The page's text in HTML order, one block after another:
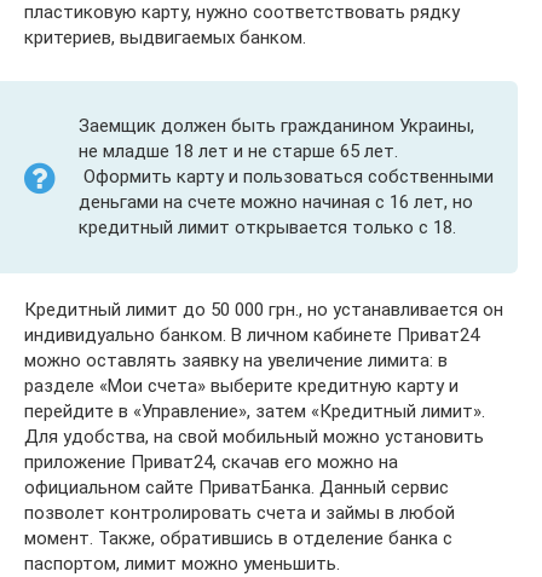
пластиковую карту, нужно соответствовать рядку
критериев, выдвигаемых банком.
Заемщик должен быть гражданином Украины,
не младше 18 лет и не старше 65 лет.
Оформить карту и пользоваться собственными
деньгами на счете можно начиная с 16 лет, но
кредитный лимит открывается только с 18.
Кредитный лимит до 50 000 грн., но устанавливается он
индивидуально банком. В личном кабинете Приват24
можно оставлять заявку на увеличение лимита: в
разделе «Мои счета» выберите кредитную карту и
перейдите в «Управление», затем «Кредитный лимит».
Для удобства, на свой мобильный можно установить
приложение Приват24, скачав его можно на
официальном сайте ПриватБанка. Данный сервис
позволет контролировать счета и займы в любой
момент. Также, обратившись в отделение банка с
паспортом, лимит можно уменьшить.